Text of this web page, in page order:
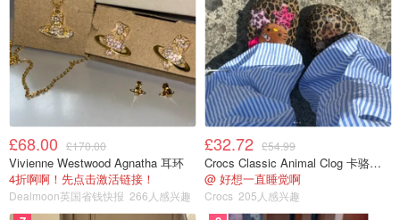
£68.00 £170.00
Vivienne Westwood Agnatha 耳环
4折啊啊！先点击激活链接！
Dealmoon英国省钱快报 266人感兴趣
£32.72 £54.99
Crocs Classic Animal Clog 卡骆驰动物印花洞洞鞋
@ 好想一直睡觉啊
Crocs 205人感兴趣